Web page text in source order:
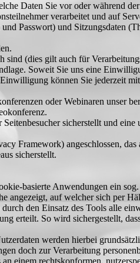
Daten Sie vor oder während
verarbeitet und auf
Passwort) und Sitzungsdaten
sind (dies gilt auch für
Soweit Sie uns eine
können Sie jederzeit
oder Webinaren unser
sicherstellt und eine
Framework) angeschlossen, das
sicherstellt.
basierte Anwendungen ein
angezeigt, auf welcher sich per
den Einsatz des Tools alle
erteilt. So wird sichergestellt,
werden hierbei
doch zur Verarbeitung
einem rechtskonformen,